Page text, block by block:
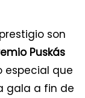
son
Puskás
especial que
gala a fin de